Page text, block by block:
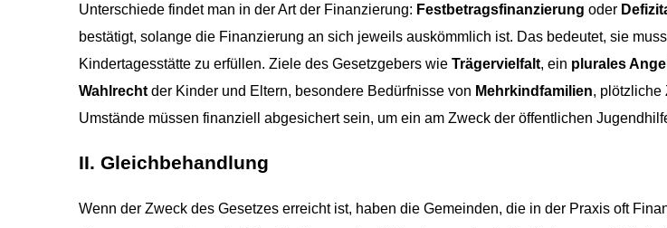
Unterschiede findet man in der Art der Finanzierung: Festbetragsfinanzierung oder
bestätigt, solange die Finanzierung an sich jeweils auskömmlich ist. Das bedeutet, sie
Kindertagesstätte zu erfüllen. Ziele des Gesetzgebers wie Trägervielfalt, ein plurales
Wahlrecht der Kinder und Eltern, besondere Bedürfnisse von Mehrkindfamilien, plötzliche
Umstände müssen finanziell abgesichert sein, um ein am Zweck der öffentlichen
II. Gleichbehandlung
Wenn der Zweck des Gesetzes erreicht ist, haben die Gemeinden, die in der Praxis oft